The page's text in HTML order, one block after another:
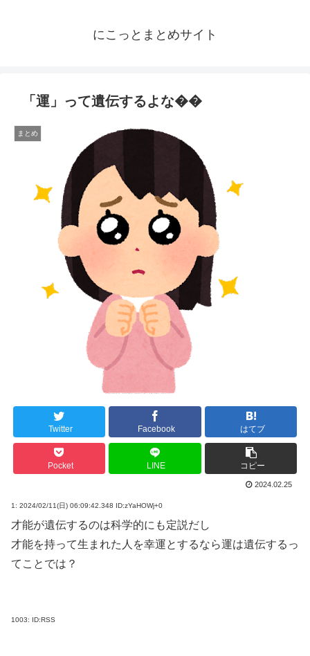
にこっとまとめサイト
「運」って遺伝するよな��
まとめ
Twitter Facebook はてブ
Pocket LINE コピー
2024.02.25
1: 2024/02/11(日) 06:09:42.348 ID:zYaHOWj+0
才能が遺伝するのは科学的にも定説だし
才能を持って生まれた人を幸運とするなら運は遺伝するっ
てことでは？
1003: ID:RSS